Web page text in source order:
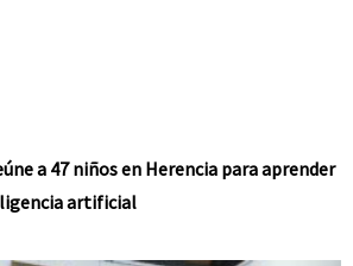
a 47 niños en Herencia para aprender
artificial